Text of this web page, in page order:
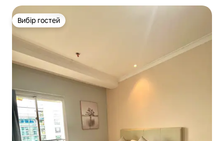
Вибір гостей
Вибір гостей